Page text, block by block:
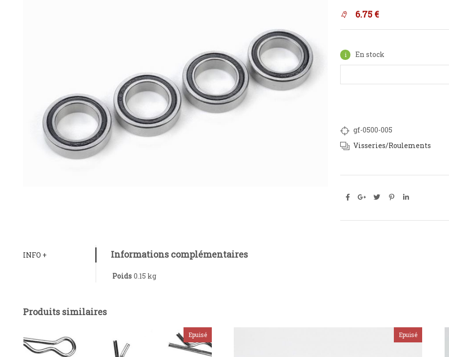
6.75 €
En stock
gf-0500-005
Visseries/Roulements
INFO + Informations complémentaires
Poids 0.15 kg
Produits similaires